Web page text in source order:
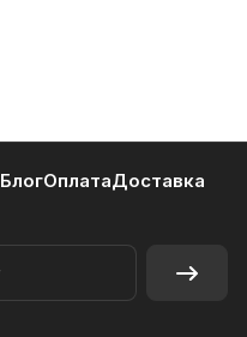
БлогОплатаДоставка